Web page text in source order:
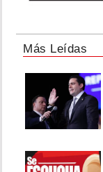
Más Leídas